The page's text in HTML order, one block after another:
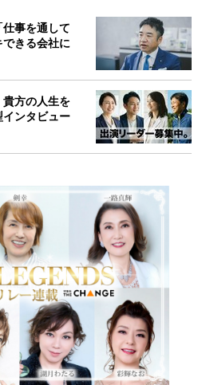
事を通して
きる会社に
貴方の人生を
ンタビュー